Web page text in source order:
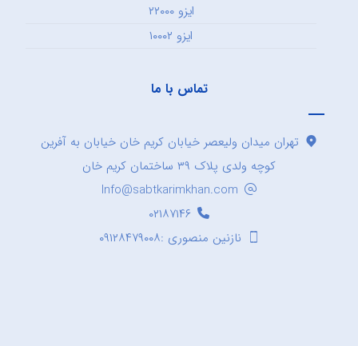
ایزو ۲۲۰۰۰
ایزو ۱۰۰۰۲
تماس با ما
تهران میدان ولیعصر خیابان کریم خان خیابان به آفرین
کوچه ولدی پلاک ۳۹ ساختمان کریم خان
Info@sabtkarimkhan.com
۰۲۱۸۷۱۴۶
نازنین منصوری :۰۹۱۲۸۴۷۹۰۰۸